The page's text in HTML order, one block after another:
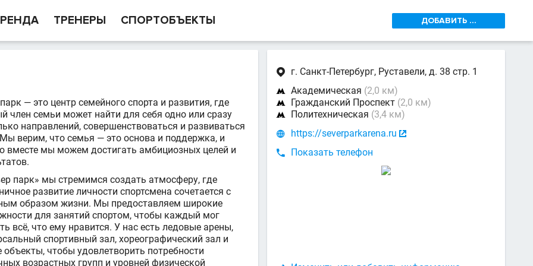
ТРЕНЕРЫ СПОРТОБЪЕКТЫ ДОБАВИТЬ ...
— это центр семейного спорта и развития, где
член семьи может найти для себя одно или сразу
направлений, совершенствоваться и развиваться
верим, что семья — это основа и поддержка, и
вместе мы можем достигать амбициозных целей и
парк» мы стремимся создать атмосферу, где
развитие личности спортсмена сочетается с
образом жизни. Мы предоставляем широкие
для занятий спортом, чтобы каждый мог
всё, что ему нравится. У нас есть ледовые арены,
спортивный зал, хореографический зал и
объекты, чтобы удовлетворить потребности
возрастных групп и уровней физической
 г. Санкт-Петербург, Руставели, д. 38 стр. 1
 Академическая (2,0 км)
 Гражданский Проспект (2,0 км)
 Политехническая (3,4 км)
 https://severparkarena.ru 

Показать телефон